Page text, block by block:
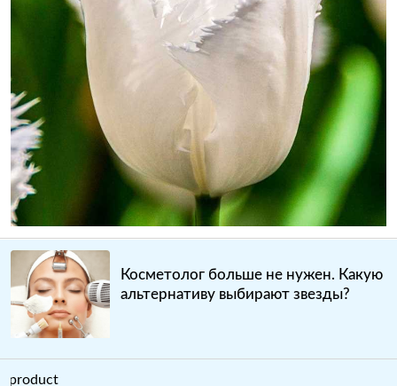
Косметолог больше не нужен. Какую
альтернативу выбирают звезды?